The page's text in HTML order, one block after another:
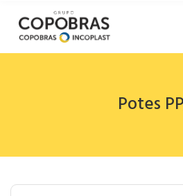
Potes PP